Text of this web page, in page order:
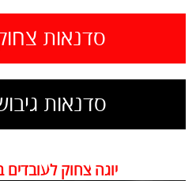
סדנאות
סדנאות
יוגה צחוק